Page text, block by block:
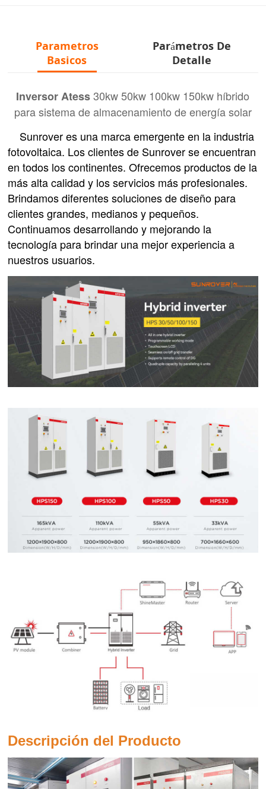
Parametros
Basicos
Parámetros De
Detalle
Inversor Atess30kw 50kw 100kw 150kw híbrido
para sistema de almacenamiento de energía solar
Sunrover es una marca emergente en la industria
fotovoltaica. Los clientes de Sunrover se encuentran
en todos los continentes. Ofrecemos productos de la
más alta calidad y los servicios más profesionales.
Brindamos diferentes soluciones de diseño para
clientes grandes, medianos y pequeños.
Continuamos desarrollando y mejorando la
tecnología para brindar una mejor experiencia a
nuestros usuarios.
Descripción del Producto